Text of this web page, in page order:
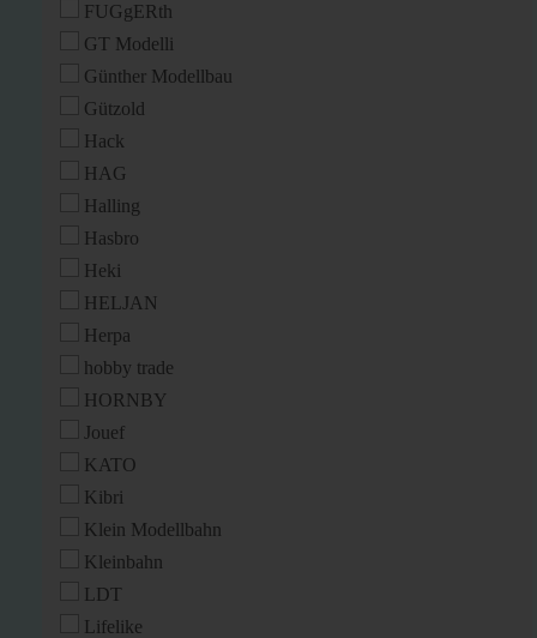
FUGgERth
GT Modelli
Günther Modellbau
Gützold
Hack
HAG
Halling
Hasbro
Heki
HELJAN
Herpa
hobby trade
HORNBY
Jouef
KATO
Kibri
Klein Modellbahn
Kleinbahn
LDT
Lifelike